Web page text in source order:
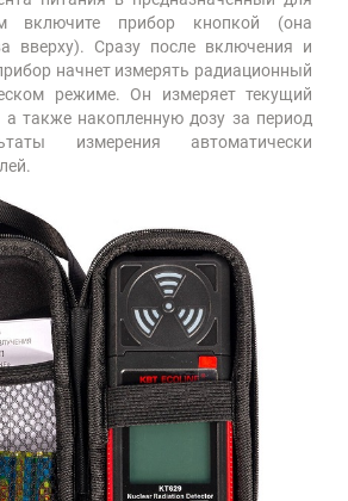
включите прибор кнопкой (она
вверху). Сразу после включения и
начнет измерять радиационный
режиме. Он измеряет текущий
а также накопленную дозу за период
измерения автоматически